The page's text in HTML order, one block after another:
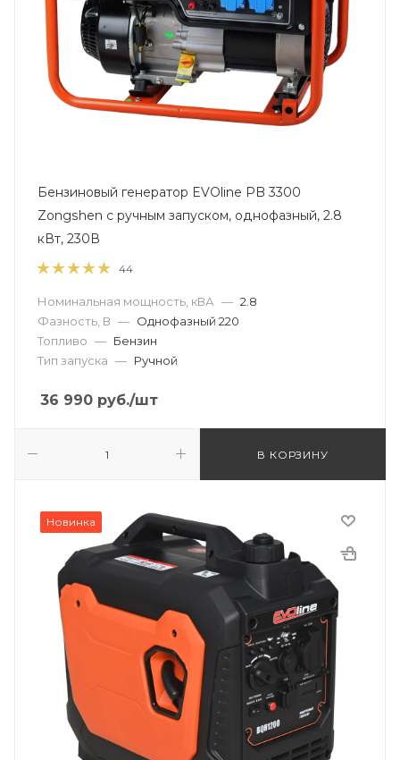
Бензиновый генератор EVOline PB 3300
Zongshen с ручным запуском, однофазный, 2.8
кВт, 230В
44
Номинальная мощность, кВА — 2.8
Фазность, В — Однофазный 220
Топливо — Бензин
Тип запуска — Ручной
36 990 руб./шт
В КОРЗИНУ
Новинка